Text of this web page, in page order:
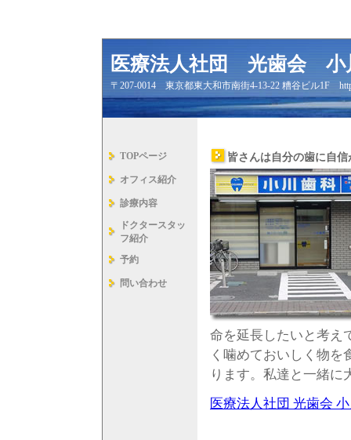
医療法人社団 光歯会 小
〒207-0014 東京都東大和市南街4-13-22 糟谷ビル1F
TOPページ
オフィス紹介
診療内容
ドクタースタッ
フ紹介
予約
問い合わせ
皆さんは自分の歯に自
命を延長したいと考え
く噛めておいしく物を
ります。私達と一緒に
医療法人社団 光歯会